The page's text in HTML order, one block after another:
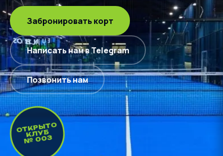
Забронировать корт
Написать нам в Telegram
Позвонить нам
ОТКРЫТО
КЛУБ
№ 003